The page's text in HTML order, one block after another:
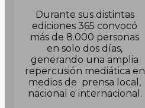
Durante sus distintas
ediciones 365 convocó
más de 8.000 personas
en solo dos días,
generando una amplia
repercusión mediática en
medios de prensa local,
nacional e internacional.